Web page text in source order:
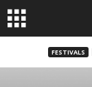
FESTIVALS